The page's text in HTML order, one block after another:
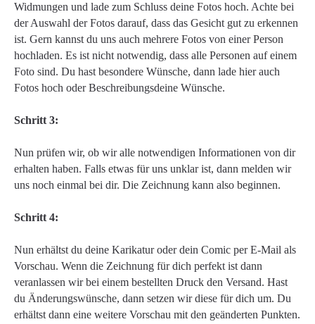
Widmungen und lade zum Schluss deine Fotos hoch. Achte bei
der Auswahl der Fotos darauf, dass das Gesicht gut zu erkennen
ist. Gern kannst du uns auch mehrere Fotos von einer Person
hochladen. Es ist nicht notwendig, dass alle Personen auf einem
Foto sind. Du hast besondere Wünsche, dann lade hier auch
Fotos hoch oder Beschreibungsdeine Wünsche.
Schritt 3:
Nun prüfen wir, ob wir alle notwendigen Informationen von dir
erhalten haben. Falls etwas für uns unklar ist, dann melden wir
uns noch einmal bei dir. Die Zeichnung kann also beginnen.
Schritt 4:
Nun erhältst du deine Karikatur oder dein Comic per E-Mail als
Vorschau. Wenn die Zeichnung für dich perfekt ist dann
veranlassen wir bei einem bestellten Druck den Versand. Hast
du Änderungswünsche, dann setzen wir diese für dich um. Du
erhältst dann eine weitere Vorschau mit den geänderten Punkten.